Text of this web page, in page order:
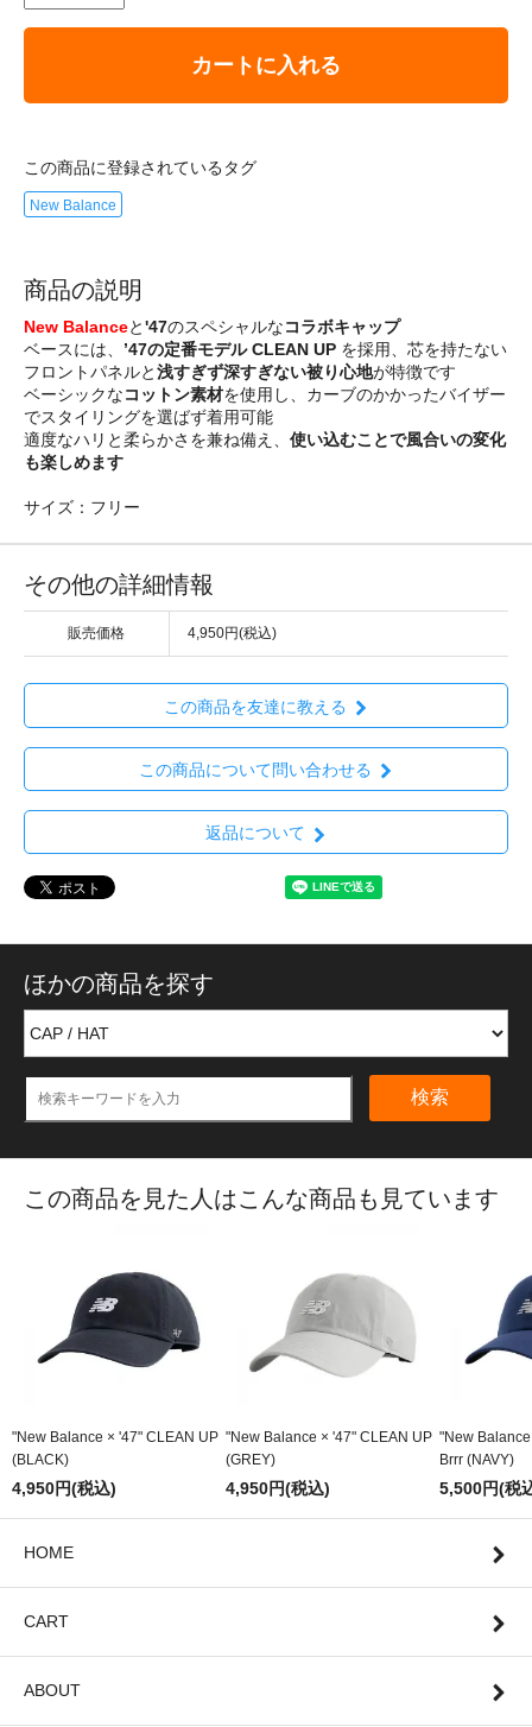
カートに入れる
この商品に登録されているタグ
New Balance
商品の説明
New Balanceと'47のスペシャルなコラボキャップ
ベースには、 ’47の定番モデル CLEAN UP を採用、芯を持たない
フロントパネルと浅すぎず深すぎない被り心地が特徴です
ベーシックなコットン素材を使用し、カーブのかかったバイザー
でスタイリングを選ばず着用可能
適度なハリと柔らかさを兼ね備え、 使い込むことで風合いの変化
も楽しめます
サイズ：フリー
その他の詳細情報
販売価格 4,950円(税込)
この商品を友達に教える
この商品について問い合わせる
返品について
ほかの商品を探す
検索
この商品を見た人はこんな商品も見ています
"New Balance × '47" CLEAN UP
(BLACK)
4,950円(税込)
"New Balance × '47" CLEAN UP
(GREY)
4,950円(税込)
"New
Brrr (NAVY)
5,500円(税
HOME
CART
ABOUT